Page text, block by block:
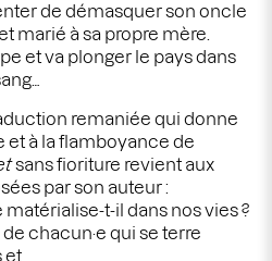
de démasquer son oncle
marié à sa propre mère.
et va plonger le pays dans
remaniée qui donne
et à la flamboyance de
sans fioriture revient aux
par son auteur :
t-il dans nos vies ?
chacun·e qui se terre
et